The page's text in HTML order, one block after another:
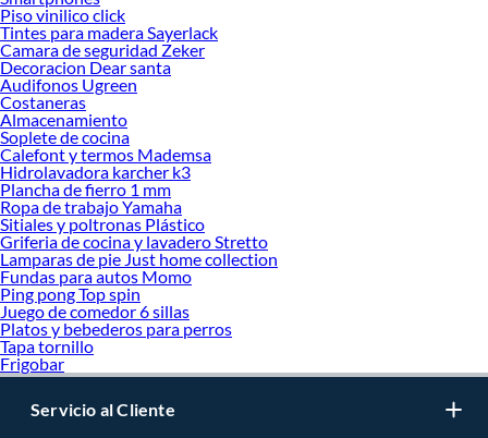
Piso vinilico click
Tintes para madera Sayerlack
Camara de seguridad Zeker
Decoracion Dear santa
Audifonos Ugreen
Costaneras
Almacenamiento
Soplete de cocina
Calefont y termos Mademsa
Hidrolavadora karcher k3
Plancha de fierro 1 mm
Ropa de trabajo Yamaha
Sitiales y poltronas Plástico
Griferia de cocina y lavadero Stretto
Lamparas de pie Just home collection
Fundas para autos Momo
Ping pong Top spin
Juego de comedor 6 sillas
Platos y bebederos para perros
Tapa tornillo
Frigobar
Servicio al Cliente